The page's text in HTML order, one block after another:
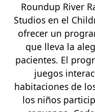
Roundup River
Studios en el
ofrecer un
que lleva la
pacientes. El
juegos
habitaciones de
los niños